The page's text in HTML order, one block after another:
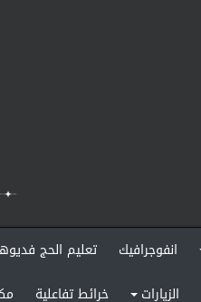
انفوجرافيك تعليم الحج
الزيارات خرائط تفاعلية